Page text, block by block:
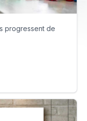
progressent de